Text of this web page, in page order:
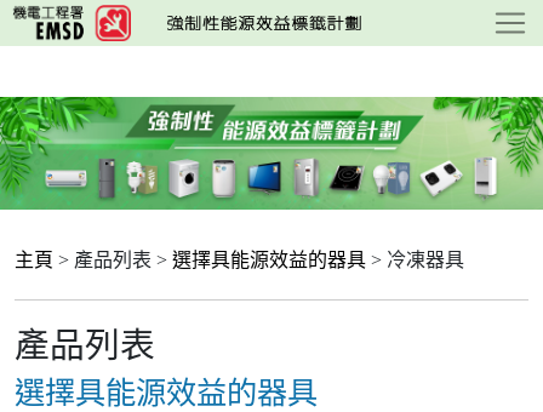
跳
至
要
內
容
主頁 > 產品列表 > 選擇具能源效益的器具 > 冷凍器具
產品列表
選擇具能源效益的器具